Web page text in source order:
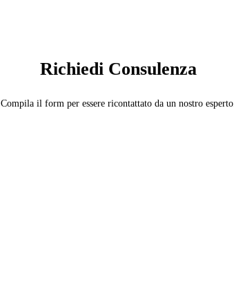
Richiedi Consulenza
Compila il form per essere ricontattato da un nostro esperto.